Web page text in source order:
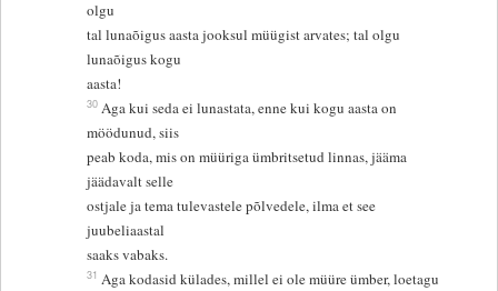
olgu
tal lunaõigus aasta jooksul müügist arvates; tal olgu
lunaõigus kogu
aasta!
30 Aga kui seda ei lunastata, enne kui kogu aasta on
möödunud, siis
peab koda, mis on müüriga ümbritsetud linnas, jääma
jäädavalt selle
ostjale ja tema tulevastele põlvedele, ilma et see
juubeliaastal
saaks vabaks.
31 Aga kodasid külades, millel ei ole müüre ümber, loetagu